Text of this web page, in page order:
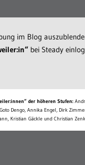
im Blog
bei Steady
der höheren Stufen:
Dengo, Annika Engel, Dirk
Kristian Gäckle und Christian